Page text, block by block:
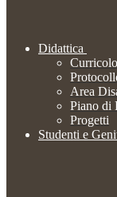
Didattica
Area
Piano di
Progetti
Studenti e